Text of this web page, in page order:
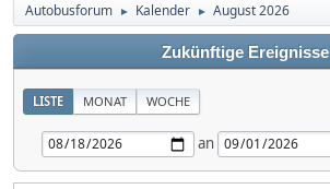
Autobusforum ► Kalender ► August 2026
Zukünftige Ereignisse
LISTE MONAT WOCHE
an